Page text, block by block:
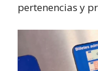
pertenencias y